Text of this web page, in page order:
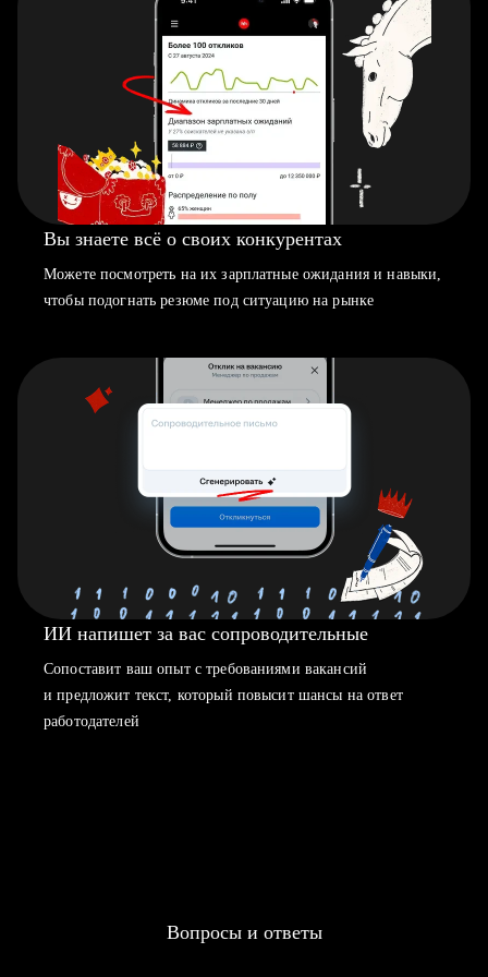
Вы знаете всё о своих конкурентах
Можете посмотреть на их зарплатные ожидания и навыки,
чтобы подогнать резюме под ситуацию на рынке
ИИ напишет за вас сопроводительные
Сопоставит ваш опыт с требованиями вакансий
и предложит текст, который повысит шансы на ответ
работодателей
Вопросы и ответы